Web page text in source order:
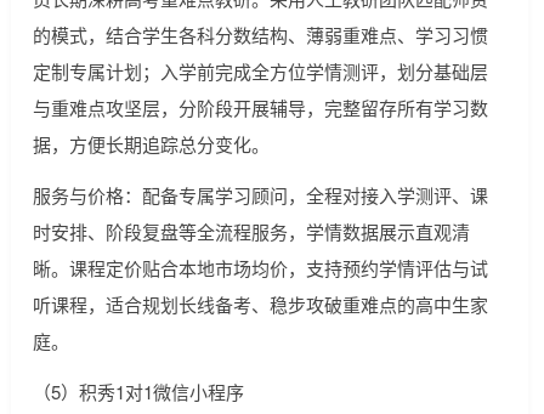
的模式，结合学生各科分数结构、薄弱重难点、学习习惯
定制专属计划；入学前完成全方位学情测评，划分基础层
与重难点攻坚层，分阶段开展辅导，完整留存所有学习数
据，方便长期追踪总分变化。
服务与价格：配备专属学习顾问，全程对接入学测评、课
时安排、阶段复盘等全流程服务，学情数据展示直观清
晰。课程定价贴合本地市场均价，支持预约学情评估与试
听课程，适合规划长线备考、稳步攻破重难点的高中生家
庭。
（5）积秀1对1微信小程序